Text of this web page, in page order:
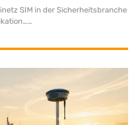
SIM in der Sicherheitsbranche